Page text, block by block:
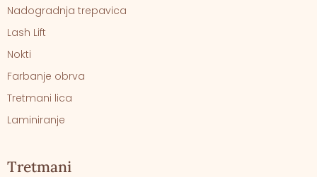
Nadogradnja trepavica
Lash Lift
Nokti
Farbanje obrva
Tretmani lica
Laminiranje
Tretmani